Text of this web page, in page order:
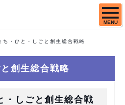
MENU
ち・ひと・しごと創生総合戦略
創生総合戦略
・しごと創生総合戦